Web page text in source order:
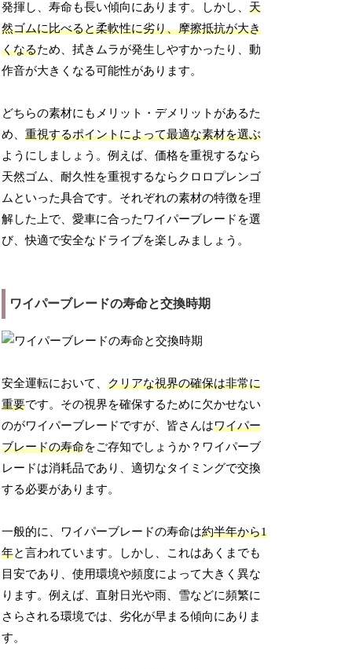
発揮し、寿命も長い傾向にあります。しかし、天
然ゴムに比べると柔軟性に劣り、摩擦抵抗が大き
くなるため、拭きムラが発生しやすかったり、動
作音が大きくなる可能性があります。
どちらの素材にもメリット・デメリットがあるた
め、重視するポイントによって最適な素材を選ぶ
ようにしましょう。例えば、価格を重視するなら
天然ゴム、耐久性を重視するならクロロプレンゴ
ムといった具合です。それぞれの素材の特徴を理
解した上で、愛車に合ったワイパーブレードを選
び、快適で安全なドライブを楽しみましょう。
ワイパーブレードの寿命と交換時期
安全運転において、クリアな視界の確保は非常に
重要です。その視界を確保するために欠かせない
のがワイパーブレードですが、皆さんはワイパー
ブレードの寿命をご存知でしょうか？ワイパーブ
レードは消耗品であり、適切なタイミングで交換
する必要があります。
一般的に、ワイパーブレードの寿命は約半年から1
年と言われています。しかし、これはあくまでも
目安であり、使用環境や頻度によって大きく異な
ります。例えば、直射日光や雨、雪などに頻繁に
さらされる環境では、劣化が早まる傾向にありま
す。